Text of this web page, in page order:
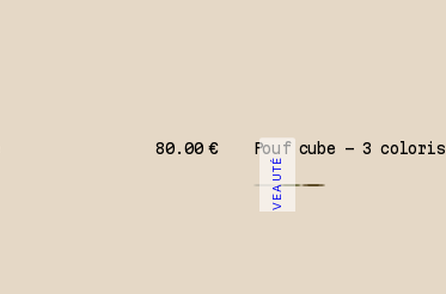
80.00 €
NOUVEAUTÉ
Pouf cube – 3 coloris